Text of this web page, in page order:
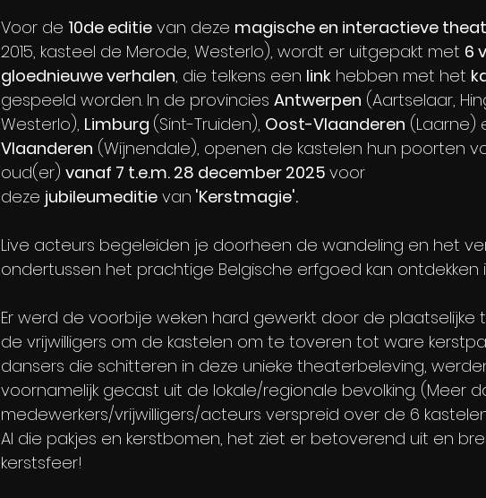
Voor de 10de editie van deze magische en interactieve
2015, kasteel de Merode, Westerlo), wordt er uitgepakt met 6
gloednieuwe verhalen, die telkens een link hebben met het
gespeeld worden. In de provincies Antwerpen (Aartselaar,
Westerlo), Limburg (Sint-Truiden), Oost-Vlaanderen (Laarne)
Vlaanderen (Wijnendale), openen de kastelen hun poorten
oud(er) vanaf 7 t.e.m. 28 december 2025 voor
deze jubileumeditie van 'Kerstmagie'.
Live acteurs begeleiden je doorheen de wandeling en het
ondertussen het prachtige Belgische erfgoed kan ontdekken
Er werd de voorbije weken hard gewerkt door de plaatselijke
de vrijwilligers om de kastelen om te toveren tot ware
dansers die schitteren in deze unieke theaterbeleving,
voornamelijk gecast uit de lokale/regionale bevolking. (Meer
medewerkers/vrijwilligers/acteurs verspreid over de 6
Al die pakjes en kerstbomen, het ziet er betoverend uit en
kerstsfeer!